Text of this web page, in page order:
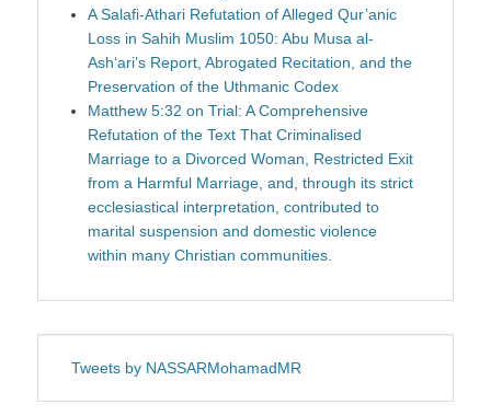
A Salafi-Athari Refutation of Alleged Qur’anic
Loss in Sahih Muslim 1050: Abu Musa al-
Ash‘ari’s Report, Abrogated Recitation, and the
Preservation of the Uthmanic Codex
Matthew 5:32 on Trial: A Comprehensive
Refutation of the Text That Criminalised
Marriage to a Divorced Woman, Restricted Exit
from a Harmful Marriage, and, through its strict
ecclesiastical interpretation, contributed to
marital suspension and domestic violence
within many Christian communities.
Tweets by NASSARMohamadMR